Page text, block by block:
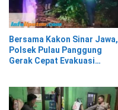
Bersama Kakon Sinar Jawa,
Polsek Pulau Panggung
Gerak Cepat Evakuasi